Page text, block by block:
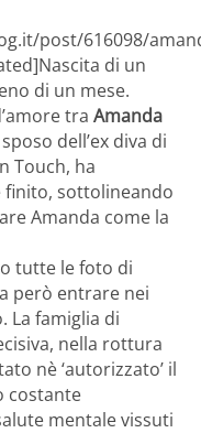
post/616098/
di un
di un mese.
tra Amanda
dell’ex diva di
Touch, ha
finito, sottolineando
Amanda come la
tutte le foto di
però entrare nei
La famiglia di
nella rottura
nè ‘autorizzato’ il
costante
mentale vissuti